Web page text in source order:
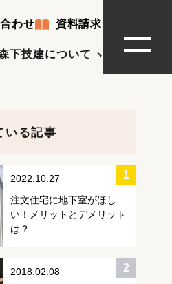
わせ 資料請求
下技建について
いる記事
2022.10.27
注文住宅に地下室がほし
い！メリットとデメリット
は？
2018.02.08